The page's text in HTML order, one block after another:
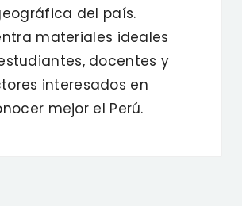
del país.
materiales ideales
docentes y
interesados en
mejor el Perú.